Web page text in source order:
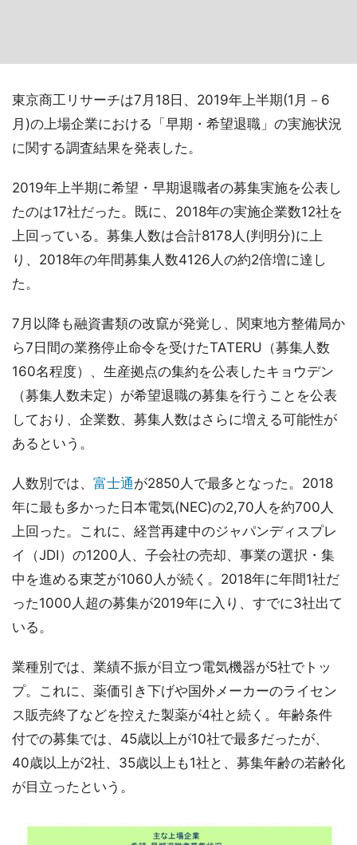
東京商工リサーチは7月18日、2019年上半期(1月－6
月)の上場企業における「早期・希望退職」の実施状況
に関する調査結果を発表した。
2019年上半期に希望・早期退職者の募集実施を公表し
たのは17社だった。既に、2018年の実施企業数12社を
上回っている。募集人数は合計8178人(判明分)に上
り、2018年の年間募集人数4126人の約2倍増に達し
た。
7月以降も融資書類の改竄が発覚し、関東地方整備局か
ら7日間の業務停止命令を受けたTATERU（募集人数
160名程度）、生産拠点の集約を公表したキョウデン
（募集人数未定）が希望退職の募集を行うことを公表
しており、企業数、募集人数はさらに増える可能性が
あるという。
人数別では、 富士通が2850人で最多となった。2018
年に最も多かった日本電気(NEC)の2,70人を約700人
上回った。これに、経営再建中のジャパンディスプレ
イ（JDI）の1200人、子会社の売却、事業の選択・集
中を進める東芝が1060人が続く。2018年に年間1社だ
った1000人超の募集が2019年に入り、すでに3社出て
いる。
業種別では、業績不振が目立つ電気機器が5社でトッ
プ。これに、薬価引き下げや国外メーカーのライセン
ス販売終了などを控えた製薬が4社と続く。年齢条件
付での募集では、45歳以上が10社で最多だったが、
40歳以上が2社、35歳以上も1社と、募集年齢の若齢化
が目立ったという。